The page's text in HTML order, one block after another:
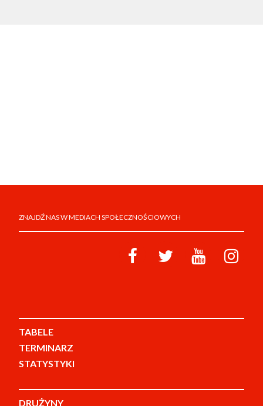
ZNAJDŹ NAS W MEDIACH SPOŁECZNOŚCIOWYCH
TABELE
TERMINARZ
STATYSTYKI
DRUŻYNY